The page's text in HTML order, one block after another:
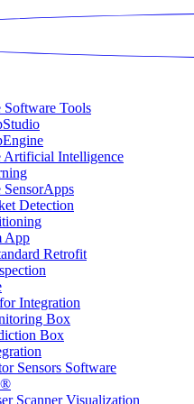
Tools
Artificial Intelligence
Detection
App
Retrofit
Integration
Box
Box
Sensors Software
Scanner Visualization